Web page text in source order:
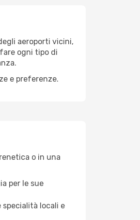
aeroporti vicini,
ogni tipo di
e preferenze.
o in una
per le sue
specialità locali e